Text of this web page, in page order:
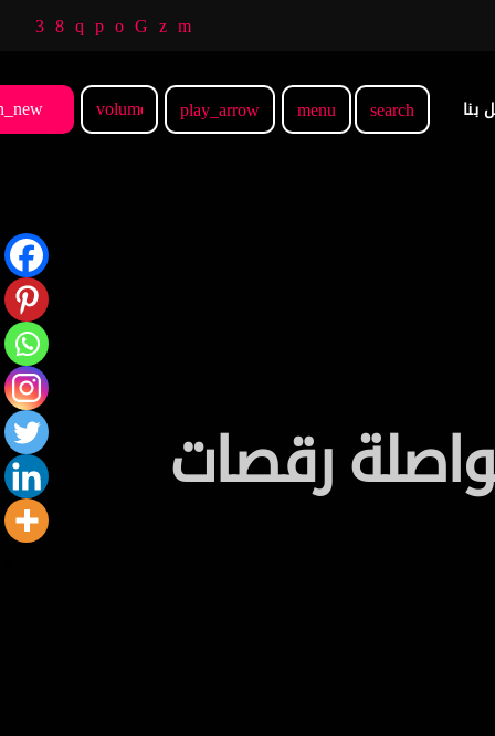
بنا search
menu
play_arrow
volume_up
رقصات